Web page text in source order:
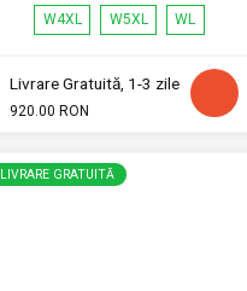
W4XL W5XL WL
Livrare Gratuită, 1-3 zile
920.00 RON
LIVRARE GRATUITĂ